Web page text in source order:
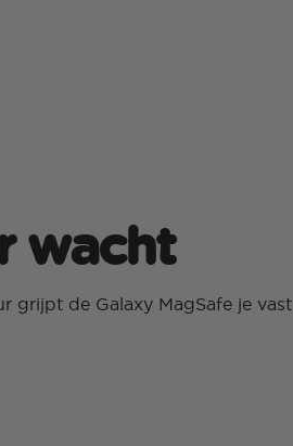
wacht
grijpt de Galaxy MagSafe je vast